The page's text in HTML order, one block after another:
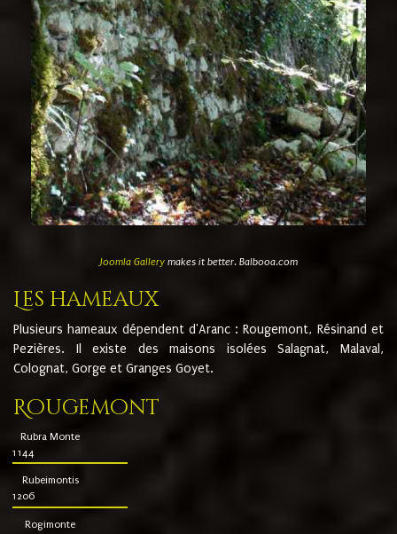
Joomla Gallerymakes it better. Balbooa.com
Les hameaux
Plusieurs hameaux dépendent d'Aranc : Rougemont, Résinand et
Pezières. Il existe des maisons isolées Salagnat, Malaval,
Colognat, Gorge et Granges Goyet.
Rougemont
Rubra Monte
1144
Rubeimontis
1206
Rogimonte